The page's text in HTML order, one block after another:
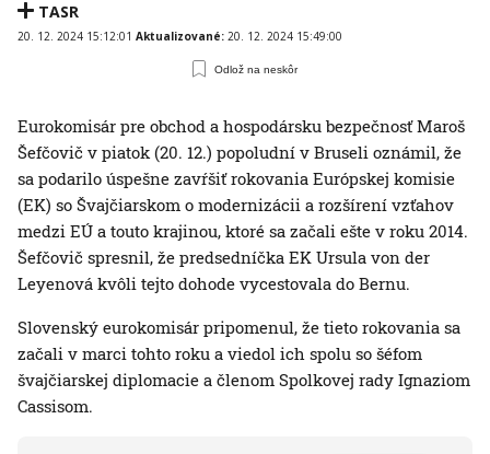
TASR
20. 12. 2024 15:12:01 Aktualizované: 20. 12. 2024 15:49:00
Odlož na neskôr
Eurokomisár pre obchod a hospodársku bezpečnosť Maroš
Šefčovič v piatok (20. 12.) popoludní v Bruseli oznámil, že
sa podarilo úspešne zavŕšiť rokovania Európskej komisie
(EK) so Švajčiarskom o modernizácii a rozšírení vzťahov
medzi EÚ a touto krajinou, ktoré sa začali ešte v roku 2014.
Šefčovič spresnil, že predsedníčka EK Ursula von der
Leyenová kvôli tejto dohode vycestovala do Bernu.
Slovenský eurokomisár pripomenul, že tieto rokovania sa
začali v marci tohto roku a viedol ich spolu so šéfom
švajčiarskej diplomacie a členom Spolkovej rady Ignaziom
Cassisom.